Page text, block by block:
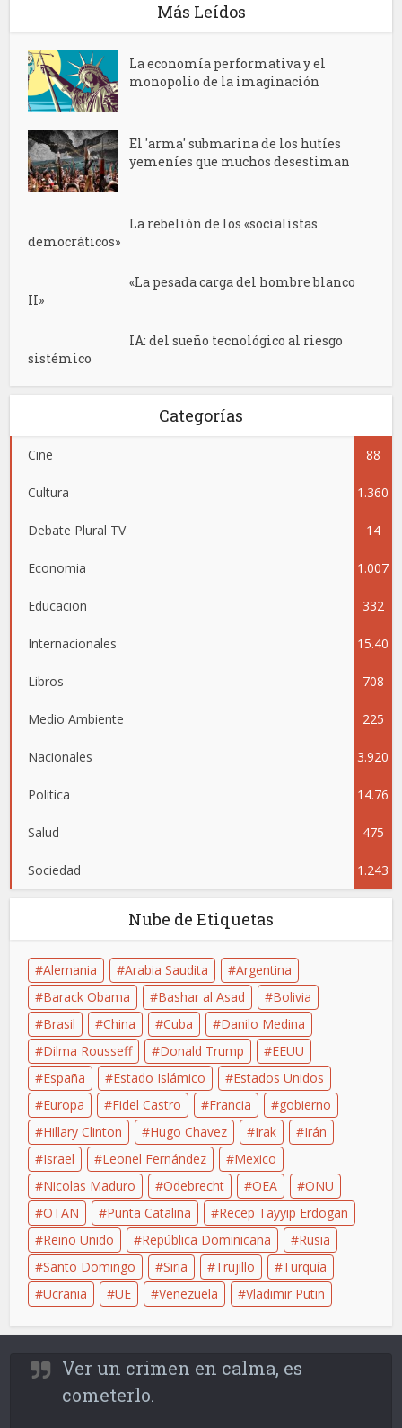
Más Leídos
La economía performativa y el
monopolio de la imaginación
El 'arma' submarina de los hutíes
yemeníes que muchos desestiman
La rebelión de los «socialistas
democráticos»
«La pesada carga del hombre blanco
II»
IA: del sueño tecnológico al riesgo
sistémico
Categorías
Cine 88
Cultura 1.360
Debate Plural TV 14
Economia 1.007
Educacion 332
Internacionales 15.40
0
Libros 708
Medio Ambiente 225
Nacionales 3.920
Politica 14.76
8
Salud 475
Sociedad 1.243
Nube de Etiquetas
Alemania Arabia Saudita
Argentina
Barack Obama
Bashar al Asad
Bolivia
Brasil
China Cuba
Danilo Medina
Dilma Rousseff
Donald Trump
EEUU
España
Estado Islámico
Estados Unidos
Europa
Fidel Castro Francia
gobierno
Hillary Clinton
Hugo Chavez Irak
Irán
Israel
Leonel Fernández
Mexico
Nicolas Maduro
Odebrecht OEA
ONU
OTAN
Punta Catalina
Recep Tayyip Erdogan
Reino Unido
República Dominicana
Rusia
Santo Domingo
Siria Trujillo
Turquía
Ucrania
UE Venezuela Vladimir Putin
Ver un crimen en calma, es
cometerlo.